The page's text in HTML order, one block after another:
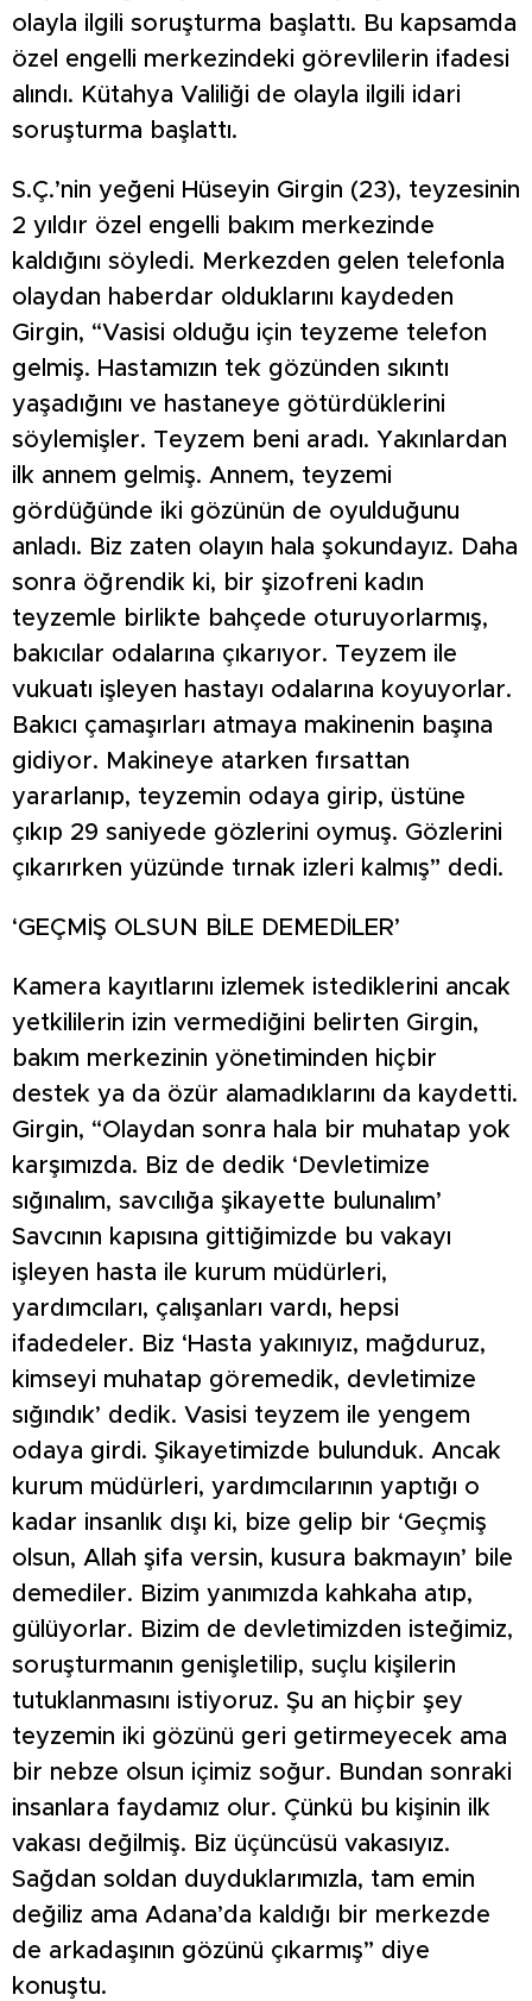
olayla ilgili soruşturma başlattı. Bu kapsamda
özel engelli merkezindeki görevlilerin ifadesi
alındı. Kütahya Valiliği de olayla ilgili idari
soruşturma başlattı.
S.Ç.’nin yeğeni Hüseyin Girgin (23), teyzesinin
2 yıldır özel engelli bakım merkezinde
kaldığını söyledi. Merkezden gelen telefonla
olaydan haberdar olduklarını kaydeden
Girgin, “Vasisi olduğu için teyzeme telefon
gelmiş. Hastamızın tek gözünden sıkıntı
yaşadığını ve hastaneye götürdüklerini
söylemişler. Teyzem beni aradı. Yakınlardan
ilk annem gelmiş. Annem, teyzemi
gördüğünde iki gözünün de oyulduğunu
anladı. Biz zaten olayın hala şokundayız. Daha
sonra öğrendik ki, bir şizofreni kadın
teyzemle birlikte bahçede oturuyorlarmış,
bakıcılar odalarına çıkarıyor. Teyzem ile
vukuatı işleyen hastayı odalarına koyuyorlar.
Bakıcı çamaşırları atmaya makinenin başına
gidiyor. Makineye atarken fırsattan
yararlanıp, teyzemin odaya girip, üstüne
çıkıp 29 saniyede gözlerini oymuş. Gözlerini
çıkarırken yüzünde tırnak izleri kalmış” dedi.
‘GEÇMİŞ OLSUN BİLE DEMEDİLER’
Kamera kayıtlarını izlemek istediklerini ancak
yetkililerin izin vermediğini belirten Girgin,
bakım merkezinin yönetiminden hiçbir
destek ya da özür alamadıklarını da kaydetti.
Girgin, “Olaydan sonra hala bir muhatap yok
karşımızda. Biz de dedik ‘Devletimize
sığınalım, savcılığa şikayette bulunalım’
Savcının kapısına gittiğimizde bu vakayı
işleyen hasta ile kurum müdürleri,
yardımcıları, çalışanları vardı, hepsi
ifadedeler. Biz ‘Hasta yakınıyız, mağduruz,
kimseyi muhatap göremedik, devletimize
sığındık’ dedik. Vasisi teyzem ile yengem
odaya girdi. Şikayetimizde bulunduk. Ancak
kurum müdürleri, yardımcılarının yaptığı o
kadar insanlık dışı ki, bize gelip bir ‘Geçmiş
olsun, Allah şifa versin, kusura bakmayın’ bile
demediler. Bizim yanımızda kahkaha atıp,
gülüyorlar. Bizim de devletimizden isteğimiz,
soruşturmanın genişletilip, suçlu kişilerin
tutuklanmasını istiyoruz. Şu an hiçbir şey
teyzemin iki gözünü geri getirmeyecek ama
bir nebze olsun içimiz soğur. Bundan sonraki
insanlara faydamız olur. Çünkü bu kişinin ilk
vakası değilmiş. Biz üçüncüsü vakasıyız.
Sağdan soldan duyduklarımızla, tam emin
değiliz ama Adana’da kaldığı bir merkezde
de arkadaşının gözünü çıkarmış” diye
konuştu.